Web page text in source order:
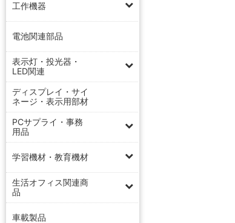
工作機器
電池関連部品
表示灯・投光器・
LED関連
ディスプレイ・サイ
ネージ・表示用部材
PCサプライ・事務
用品
学習機材・教育機材
生活オフィス関連商
品
車載製品